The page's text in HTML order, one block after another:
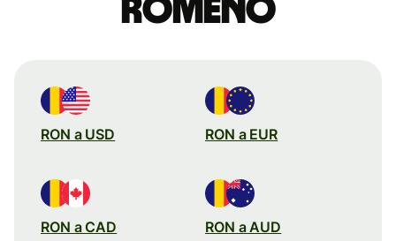
romeno
RON a USD RON a EUR
RON a CAD RON a AUD